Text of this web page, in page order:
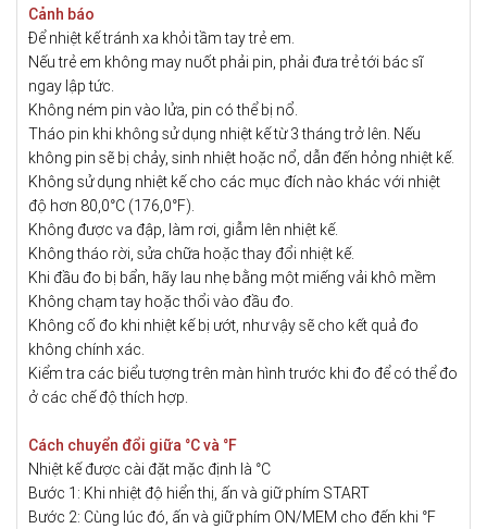
Cảnh báo
Để nhiệt kế tránh xa khỏi tầm tay trẻ em.
Nếu trẻ em không may nuốt phải pin, phải đưa trẻ tới bác sĩ
ngay lập tức.
Không ném pin vào lửa, pin có thể bị nổ.
Tháo pin khi không sử dụng nhiệt kế từ 3 tháng trở lên. Nếu
không pin sẽ bị chảy, sinh nhiệt hoặc nổ, dẫn đến hỏng nhiệt kế.
Không sử dụng nhiệt kế cho các mục đích nào khác với nhiệt
độ hơn 80,0°C (176,0°F).
Không được va đập, làm rơi, giẫm lên nhiệt kế.
Không tháo rời, sửa chữa hoặc thay đổi nhiệt kế.
Khi đầu đo bị bẩn, hãy lau nhẹ bằng một miếng vải khô mềm
Không chạm tay hoặc thổi vào đầu đo.
Không cố đo khi nhiệt kế bị ướt, như vậy sẽ cho kết quả đo
không chính xác.
Kiểm tra các biểu tượng trên màn hình trước khi đo để có thể đo
ở các chế độ thích hợp.
Cách chuyển đổi giữa °C và °F
Nhiệt kế được cài đặt mặc định là °C
Bước 1: Khi nhiệt độ hiển thị, ấn và giữ phím START
Bước 2: Cùng lúc đó, ấn và giữ phím ON/MEM cho đến khi °F